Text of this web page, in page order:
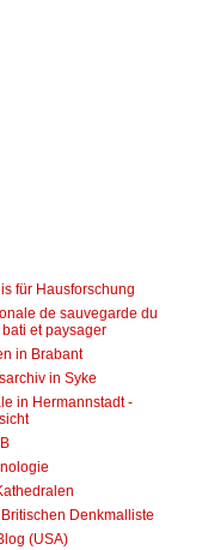
für Hausforschung
de sauvegarde du
et paysager
in Brabant
in Syke
in Hermannstadt -
Denkmalliste
(USA)